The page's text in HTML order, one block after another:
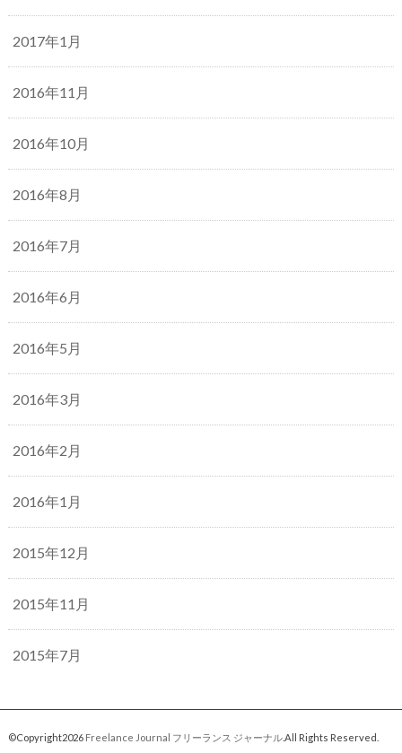
2017年1月
2016年11月
2016年10月
2016年8月
2016年7月
2016年6月
2016年5月
2016年3月
2016年2月
2016年1月
2015年12月
2015年11月
2015年7月
©Copyright2026 Freelance Journal フリーランス ジャーナル.All Rights Reserved.